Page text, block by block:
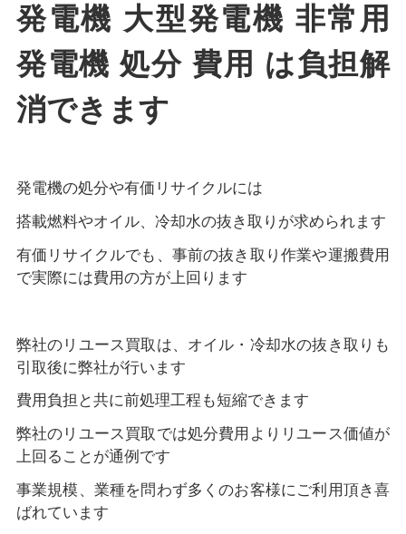
発電機 大型発電機 非常用
発電機 処分 費用 は負担解
消できます
発電機の処分や有価リサイクルには
搭載燃料やオイル、冷却水の抜き取りが求められます
有価リサイクルでも、事前の抜き取り作業や運搬費用
で実際には費用の方が上回ります
弊社のリユース買取は、オイル・冷却水の抜き取りも
引取後に弊社が行います
費用負担と共に前処理工程も短縮できます
弊社のリユース買取では処分費用よりリユース価値が
上回ることが通例です
事業規模、業種を問わず多くのお客様にご利用頂き喜
ばれています